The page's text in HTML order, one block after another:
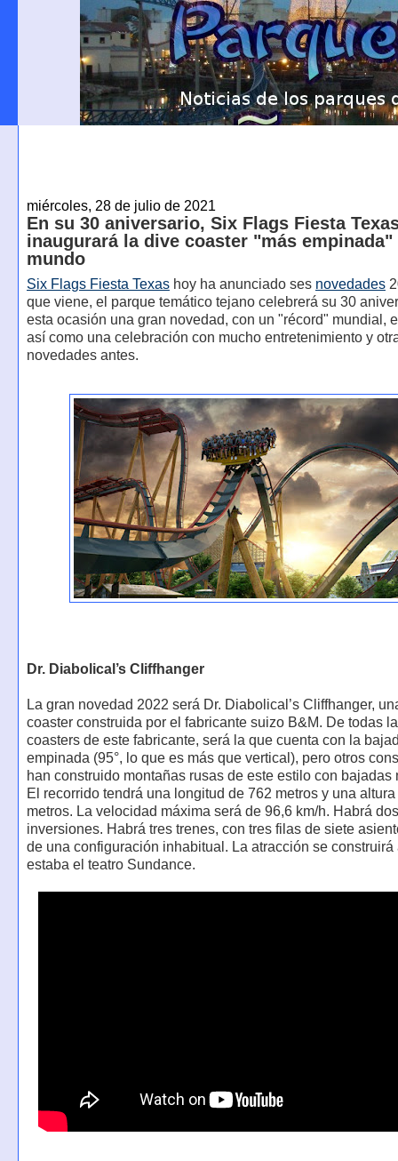
miércoles, 28 de julio de 2021
En su 30 aniversario, Six Flags Fiesta
inaugurará la dive coaster "más empinada"
mundo
Six Flags Fiesta Texashoy ha anunciado ses novedades
que viene, el parque temático tejano celebrerá su 30
esta ocasión una gran novedad, con un "récord" mundial,
así como una celebración con mucho entretenimiento y
novedades antes.
Dr. Diabolical’s Cliffhanger
La gran novedad 2022 será Dr. Diabolical’s Cliffhanger,
coaster construida por el fabricante suizo B&M. De todas
coasters de este fabricante, será la que cuenta con la
empinada (95°, lo que es más que vertical), pero otros
han construido montañas rusas de este estilo con bajadas
El recorrido tendrá una longitud de 762 metros y una
metros. La velocidad máxima será de 96,6 km/h. Habrá dos
inversiones. Habrá tres trenes, con tres filas de siete
de una configuración inhabitual. La atracción se construirá
estaba el teatro Sundance.